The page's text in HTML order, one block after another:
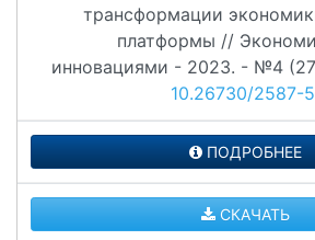
трансформации
платформы //
инновациями - 2023. - №4
10.26730/2587-
ПОДРОБНЕЕ
СКАЧАТЬ